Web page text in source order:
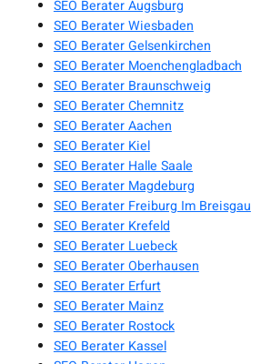
SEO Berater Augsburg
SEO Berater Wiesbaden
SEO Berater Gelsenkirchen
SEO Berater Moenchengladbach
SEO Berater Braunschweig
SEO Berater Chemnitz
SEO Berater Aachen
SEO Berater Kiel
SEO Berater Halle Saale
SEO Berater Magdeburg
SEO Berater Freiburg Im Breisgau
SEO Berater Krefeld
SEO Berater Luebeck
SEO Berater Oberhausen
SEO Berater Erfurt
SEO Berater Mainz
SEO Berater Rostock
SEO Berater Kassel